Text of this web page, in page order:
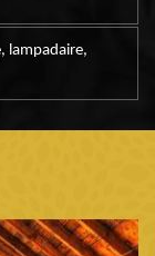
lampadaire,